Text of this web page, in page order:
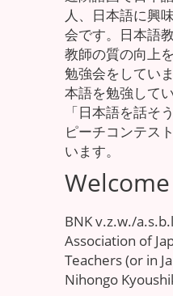
人、日本語に興
会です。日本語
教師の質の向上
勉強会をしてい
本語を勉強して
「日本語を話そ
ピーチコンテス
います。
Welcome
BNK v.z.w./
Association of
Teachers (or in
Nihongo